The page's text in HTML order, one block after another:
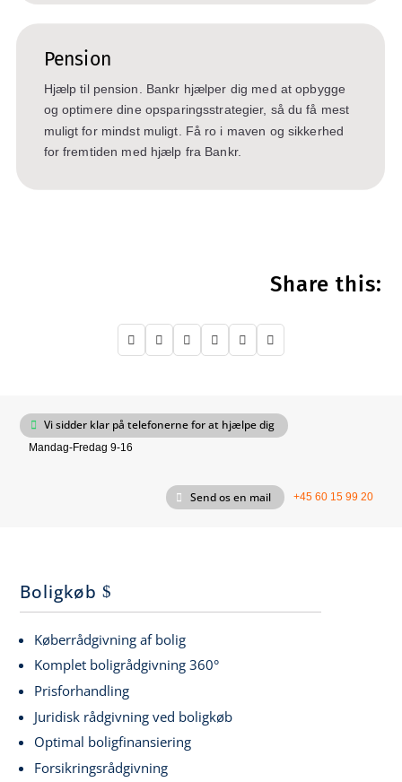
Pension
Hjælp til pension. Bankr hjælper dig med at opbygge
og optimere dine opsparingsstrategier, så du få mest
muligt for mindst muligt. Få ro i maven og sikkerhed
for fremtiden med hjælp fra Bankr.
Share this:
     
Vi sidder klar på telefonerne for at hjælpe dig
Mandag-Fredag 9-16
Send os en mail +45 60 15 99 20
Boligkøb
Køberrådgivning af bolig
Komplet boligrådgivning 360°
Prisforhandling
Juridisk rådgivning ved boligkøb
Optimal boligfinansiering
Forsikringsrådgivning